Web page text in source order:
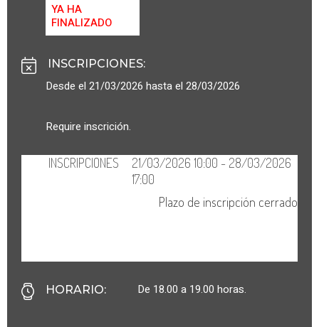
YA HA
FINALIZADO
INSCRIPCIONES:
Desde el 21/03/2026 hasta el 28/03/2026
Require inscrición.
HORARIO: De 18.00 a 19.00 horas.